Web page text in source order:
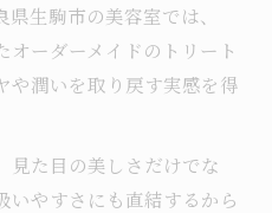
生駒市の美容室では、
ーダーメイドのトリート
や潤いを取り戻す実感を得
見た目の美しさだけでな
いやすさにも直結するから